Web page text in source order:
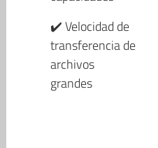
✔️ Velocidad de
transferencia de
archivos
grandes